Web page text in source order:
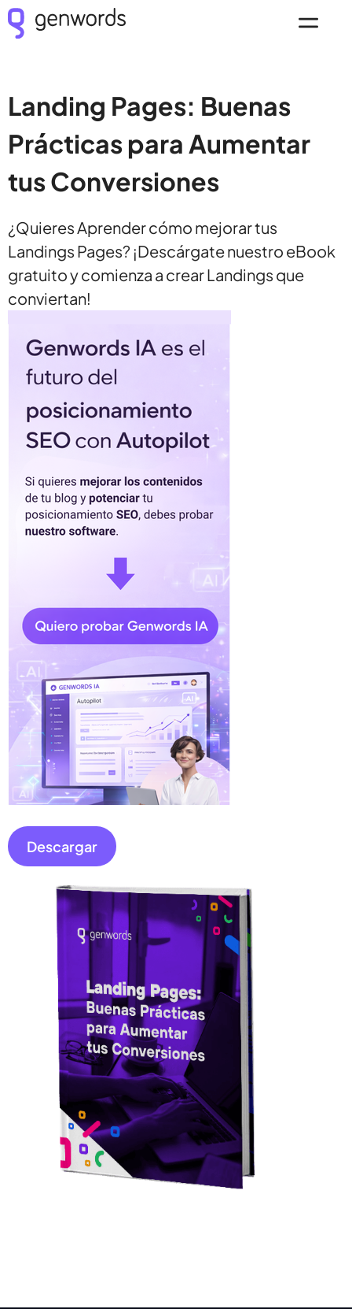
Landing Pages: Buenas
Prácticas para Aumentar
tus Conversiones
¿Quieres Aprender cómo mejorar tus
Landings Pages? ¡Descárgate nuestro eBook
gratuito y comienza a crear Landings que
conviertan!
Descargar